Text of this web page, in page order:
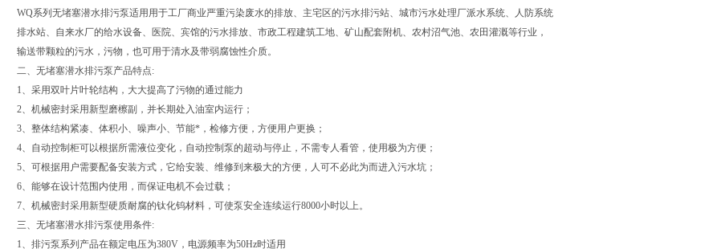
WQ系列无堵塞潜水排污泵适用用于工厂商业严重污染废水的排放、主宅区的污水排污站、城市污水处理厂派水系统、人防系统
排水站、自来水厂的给水设备、医院、宾馆的污水排放、市政工程建筑工地、矿山配套附机、农村沼气池、农田灌溉等行业，
输送带颗粒的污水，污物，也可用于清水及带弱腐蚀性介质。
二、 无堵塞潜水排污泵产品特点:
1、采用双叶片叶轮结构，大大提高了污物的通过能力
2、机械密封采用新型磨檫副，并长期处入油室内运行；
3、整体结构紧凑、体积小、噪声小、节能*，检修方便，方便用户更换；
4、自动控制柜可以根据所需液位变化，自动控制泵的超动与停止，不需专人看管，使用极为方便；
5、可根据用户需要配备安装方式，它给安装、维修到来极大的方便，人可不必此为而进入污水坑；
6、能够在设计范围内使用，而保证电机不会过载；
7、机械密封采用新型硬质耐腐的钛化钨材料，可使泵安全连续运行8000小时以上。
三、 无堵塞潜水排污泵使用条件:
1、排污泵系列产品在额定电压为380V，电源频率为50Hz时适用